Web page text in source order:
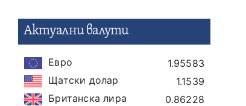
Актуални валути
Евро
1.95583
Щатски долар
1.1539
Британска лира
0.86228